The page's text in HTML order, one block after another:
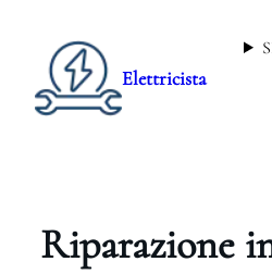
Elettricista
Riparazione